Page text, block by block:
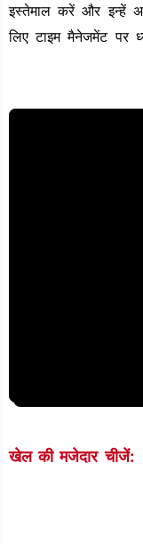
इस्तेमाल करें और इन्हें
लिए टाइम मैनेजमेंट पर
खेल की मजेदार चीजें: